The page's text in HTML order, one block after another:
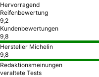
Hervorragend
Reifenbewertung
9,2
Kundenbewertungen
9,8
Hersteller Michelin
9,8
Redaktionsmeinungen
veraltete Tests